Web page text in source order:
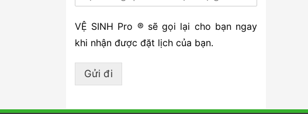
VỆ SINH Pro ® sẽ gọi lại cho bạn ngay
khi nhận được đặt lịch của bạn.
Gửi đi